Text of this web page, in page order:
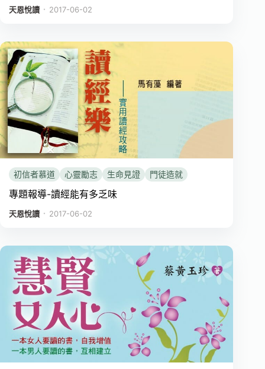
天恩悅讀 ． 2017-06-02
初信者慕道 心靈勵志 生命見證 門徒造就
專題報導-讀經能有多乏味
天恩悅讀 ． 2017-06-02